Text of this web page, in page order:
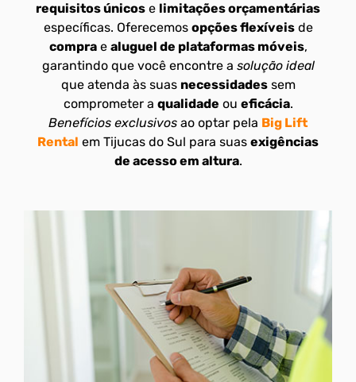
requisitos únicos e limitações orçamentárias
específicas. Oferecemos opções flexíveisde
comprae aluguel de plataformas móveis,
garantindo que você encontre a solução ideal
que atenda às suas necessidadessem
comprometer a qualidade ou eficácia.
Benefícios exclusivos ao optar pela Big Lift
Rental em Tijucas do Sul para suas exigências
de acesso em altura.